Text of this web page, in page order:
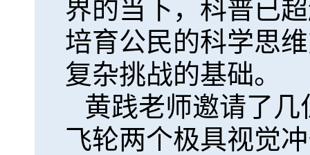
界的当下，科普已
培育公民的科学思
复杂挑战的基础。
黄践老师邀请了
飞轮两个极具视觉